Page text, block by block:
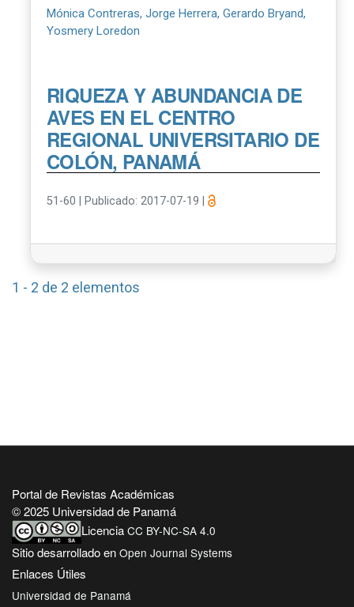
Mónica Contreras, Jorge Herrera, Gerardo Bryand,
Yosmery Loredon
RIQUEZA Y ABUNDANCIA DE
AVES EN EL CENTRO
REGIONAL UNIVERSITARIO DE
COLÓN, PANAMÁ
51-60 Publicado: 2017-07-19
1 - 2 de 2 elementos
Portal de Revistas Académicas
© 2025 Universidad de Panamá
Licencia CC BY-NC-SA 4.0
Sitio desarrollado en Open Journal Systems
Enlaces Útiles
Universidad de Panamá